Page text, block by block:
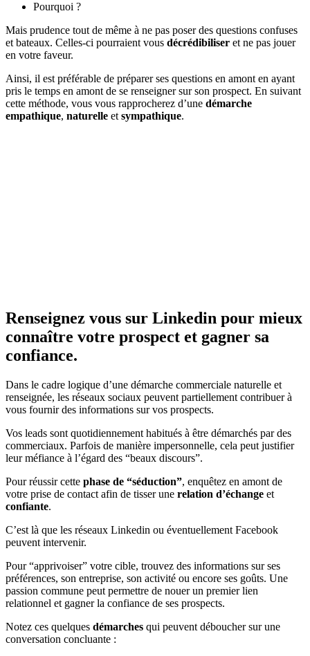
Pourquoi ?
Mais prudence tout de même à ne pas poser des questions confuses
et bateaux. Celles-ci pourraient vous décrédibiliser et ne pas jouer
en votre faveur.
Ainsi, il est préférable de préparer ses questions en amont en ayant
pris le temps en amont de se renseigner sur son prospect. En suivant
cette méthode, vous vous rapprocherez d’une démarche
empathique, naturelle et sympathique.
Renseignez vous sur Linkedin pour mieux
connaître votre prospect et gagner sa
confiance.
Dans le cadre logique d’une démarche commerciale naturelle et
renseignée, les réseaux sociaux peuvent partiellement contribuer à
vous fournir des informations sur vos prospects.
Vos leads sont quotidiennement habitués à être démarchés par des
commerciaux. Parfois de manière impersonnelle, cela peut justifier
leur méfiance à l’égard des “beaux discours”.
Pour réussir cette phase de “séduction”, enquêtez en amont de
votre prise de contact afin de tisser une relation d’échange et
confiante.
C’est là que les réseaux Linkedin ou éventuellement Facebook
peuvent intervenir.
Pour “apprivoiser” votre cible, trouvez des informations sur ses
préférences, son entreprise, son activité ou encore ses goûts. Une
passion commune peut permettre de nouer un premier lien
relationnel et gagner la confiance de ses prospects.
Notez ces quelques démarches qui peuvent déboucher sur une
conversation concluante :